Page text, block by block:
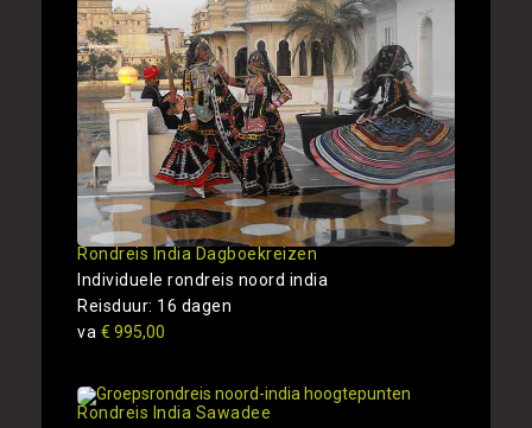
Rondreis India Dagboekreizen
Individuele rondreis noord india
Reisduur: 16 dagen
va € 995,00
Rondreis India Sawadee